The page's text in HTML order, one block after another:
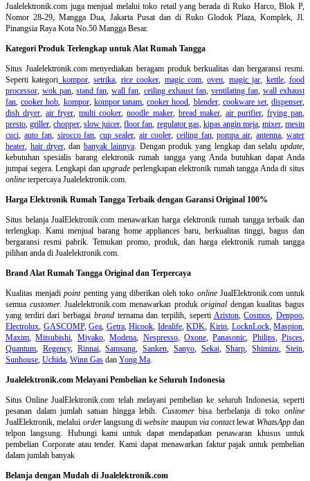
Jualelektronik.com juga menjual melalui toko retail yang berada di Ruko Harco, Blok P,
Nomor 28-29, Mangga Dua, Jakarta Pusat dan di Ruko Glodok Plaza, Komplek, Jl.
Pinangsia Raya Kota No.50 Mangga Besar.
Kategori Produk Terlengkap untuk Alat Rumah Tangga
Situs Jualelektronik.com menyediakan beragam produk berkualitas dan bergaransi resmi.
Seperti kategori kompor,setrika, rice cooker, magic com,oven, magic jar, kettle,food
processor,wok pan,stand fan,wall fan, ceiling exhaust fan, ventilating fan, wall exhaust
fan,cooker hob, kompor, kompor tanam,cooker hood, blender, cookware set,dispenser,
dish dryer,air fryer,multi cooker,noodle maker, bread maker, air purifier, frying pan,
presto,griller,chopper,slow juicer,floor fan, regulator gas, kipas angin meja, mixer,mesin
cuci, auto fan, sirocco fan,cup sealer,air cooler, ceiling fan,pompa air,antenna,water
heater, hair dryer, dan banyak lainnya. Dengan produk yang lengkap dan selalu update,
kebutuhan spesialis barang elektronik rumah tangga yang Anda butuhkan dapat Anda
jumpai segera. Lengkapi danupgrade perlengkapan elektronik rumah tangga Anda di situs
online terpercaya Jualelektronik.com.
Harga Elektronik Rumah Tangga Terbaik dengan Garansi Original 100%
Situs belanjaJualElektronik.com menawarkan harga elektronik rumah tangga terbaik dan
terlengkap. Kami menjual barang home appliances baru, berkualitas tinggi, bagus dan
bergaransi resmi pabrik. Temukan promo, produk, dan harga elektronik rumah tangga
pilihan anda di Jualelektronik.com.
Brand Alat Rumah Tangga Original dan Terpercaya
Kualitas menjadipointpenting yang diberikan oleh toko onlineJualElektronik.com untuk
semua customer. Jualelektronik.com menawarkan produkoriginal dengan kualitas bagus
yang terdiri dari berbagai brandternama dan terpilih, seperti Ariston,Cosmos,Denpoo,
Electrolux, GASCOMP,Gea, Getra,Hicook, Idealife,KDK, Kirin, LocknLock,Maspion,
Maxim,Mitsubishi, Miyako,Modena, Nespresso, Oxone,Panasonic, Philips, Pisces,
Quantum, Regency, Rinnai,Samsung,Sanken, Sanyo, Sekai,Sharp,Shimizu,Stein,
Sunhouse, Uchida, Winn Gas dan Yong Ma.
Jualelektronik.com Melayani Pembelian ke Seluruh Indonesia
Situs Online JualElektronik.com telah melayani pembelian ke seluruh Indonesia, seperti
pesanan dalam jumlah satuan hingga lebih. Customerbisa berbelanja di tokoonline
JualElektronik, melalui orderlangsung diwebsite maupun via contactlewat WhatsAppdan
telpon langsung. Hubungi kami untuk dapat mendapatkan penawaran khusus untuk
pembelian Corporate atau tender. Kami dapat menawarkan faktur pajak untuk pembelian
dalam jumlah banyak
Belanja dengan Mudah di Jualelektronik.com